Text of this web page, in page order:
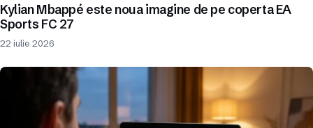
Kylian Mbappé este noua imagine de pe coperta EA
Sports FC 27
22 iulie 2026